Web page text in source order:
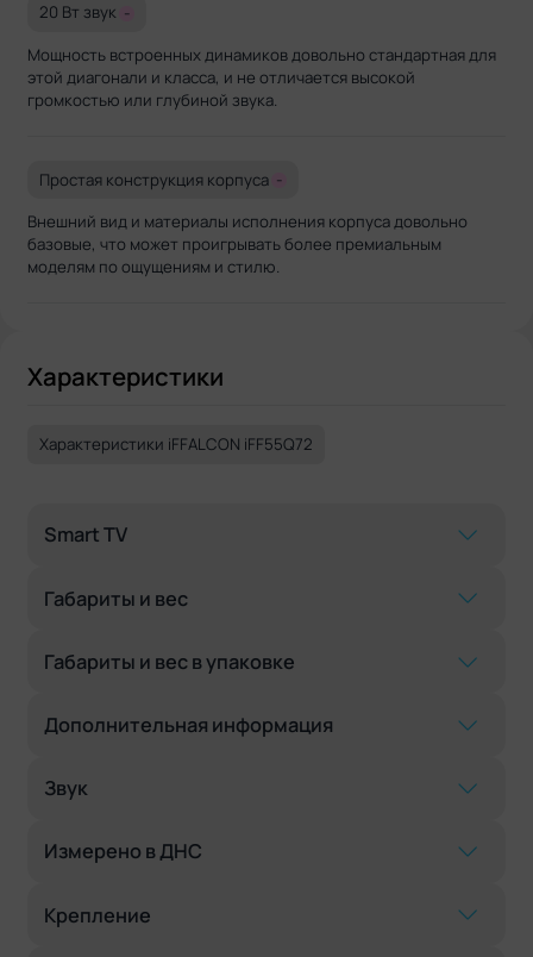
20 Вт звук -
Мощность встроенных динамиков довольно стандартная для
этой диагонали и класса, и не отличается высокой
громкостью или глубиной звука.
Простая конструкция корпуса -
Внешний вид и материалы исполнения корпуса довольно
базовые, что может проигрывать более премиальным
моделям по ощущениям и стилю.
Характеристики
Характеристики iFFALCON iFF55Q72
Smart TV
Габариты и вес
Габариты и вес в упаковке
Дополнительная информация
Звук
Измерено в ДНС
Крепление